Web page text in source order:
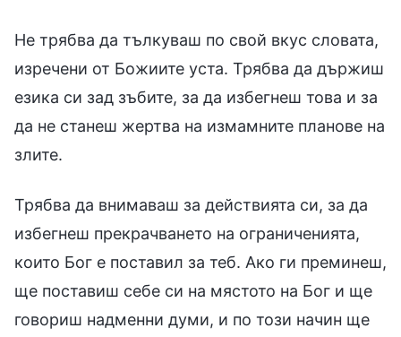
Не трябва да тълкуваш по свой вкус словата,
изречени от Божиите уста. Трябва да държиш
езика си зад зъбите, за да избегнеш това и за
да не станеш жертва на измамните планове на
злите.
Трябва да внимаваш за действията си, за да
избегнеш прекрачването на ограниченията,
които Бог е поставил за теб. Ако ги преминеш,
ще поставиш себе си на мястото на Бог и ще
говориш надменни думи, и по този начин ще